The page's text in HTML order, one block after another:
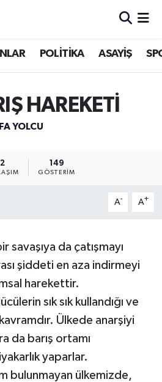
POLİTİKA ASAYİŞ
HAREKETİ
YOLCU
2 149
GÖSTERIM
A- A+
savaşıya da çatışmayı
şiddeti en aza indirmeyi
harekettir.
sık sık kullandığı ve
Ülkede anarşiyi
da barış ortamı
yaparlar.
bulunmayan ülkemizde,
ve Fikstür